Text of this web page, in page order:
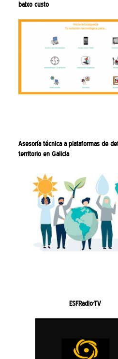
baixo custo
Asesoría técnica a plataformas de
territorio en Galicia
ESFRadio-TV